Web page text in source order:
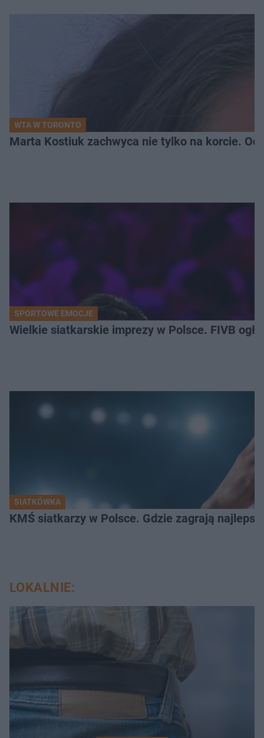
WTA W TORONTO
Marta Kostiuk zachwyca nie tylko na korcie.
SPORTOWE EMOCJE
Wielkie siatkarskie imprezy w Polsce. FIVB
SIATKÓWKA
KMŚ siatkarzy w Polsce. Gdzie zagrają
LOKALNIE: